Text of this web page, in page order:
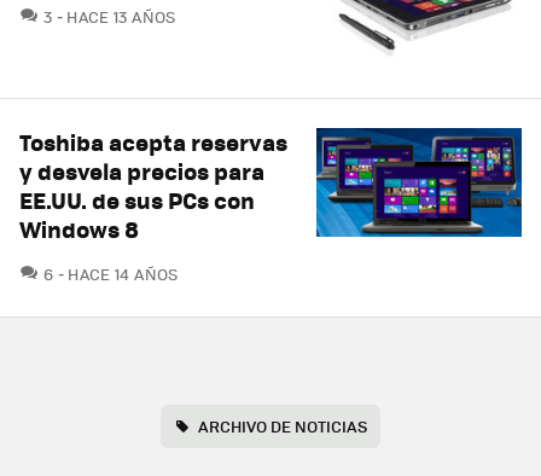
3 COMENTARIOS
HACE 13 AÑOS
Toshiba acepta reservas
y desvela precios para
EE.UU. de sus PCs con
Windows 8
6 COMENTARIOS
HACE 14 AÑOS
ARCHIVO DE NOTICIAS